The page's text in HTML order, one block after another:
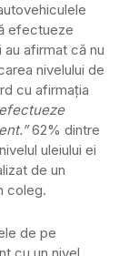
efectueze
afirmat că nu
nivelului de
cu afirmația
62% dintre
uleiului ei
de un
coleg.
de pe